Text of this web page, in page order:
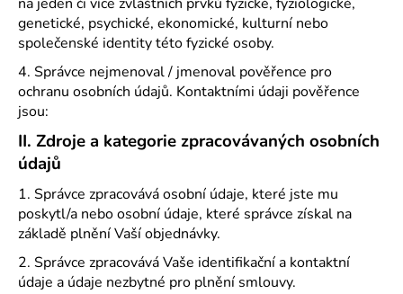
genetické, psychické, ekonomické, kulturní nebo
společenské identity této fyzické osoby.
4. Správce nejmenoval / jmenoval pověřence pro
ochranu osobních údajů. Kontaktními údaji pověřence
jsou:
II. Zdroje a kategorie zpracovávaných osobních
údajů
1. Správce zpracovává osobní údaje, které jste mu
poskytl/a nebo osobní údaje, které správce získal na
základě plnění Vaší objednávky.
2. Správce zpracovává Vaše identifikační a kontaktní
údaje a údaje nezbytné pro plnění smlouvy.
D
o
p
o
r
u
č
u
j
e
m
e